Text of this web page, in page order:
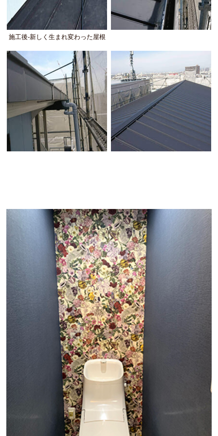
施工後-新しく生まれ変わった屋根